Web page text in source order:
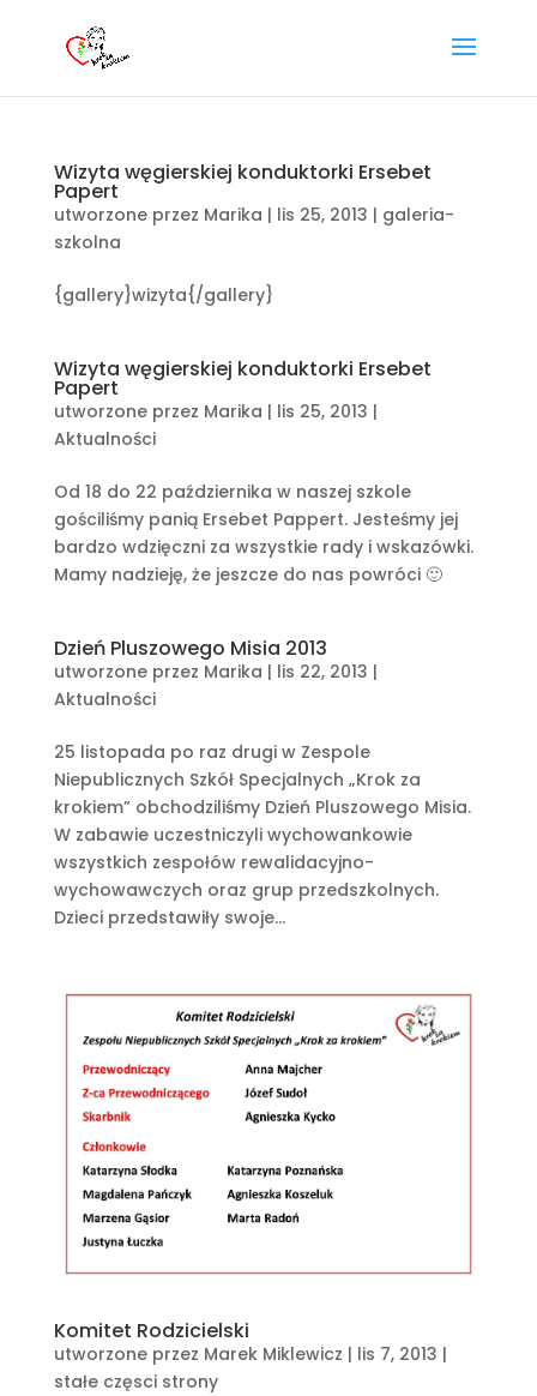
Wizyta węgierskiej konduktorki Ersebet
Papert
utworzone przez Marika | lis 25, 2013 | galeria-
szkolna
{gallery}wizyta{/gallery}
Wizyta węgierskiej konduktorki Ersebet
Papert
utworzone przez Marika | lis 25, 2013 |
Aktualności
Od 18 do 22 października w naszej szkole
gościliśmy panią Ersebet Pappert. Jesteśmy jej
bardzo wdzięczni za wszystkie rady i wskazówki.
Mamy nadzieję, że jeszcze do nas powróci 🙂
Dzień Pluszowego Misia 2013
utworzone przez Marika | lis 22, 2013 |
Aktualności
25 listopada po raz drugi w Zespole
Niepublicznych Szkół Specjalnych „Krok za
krokiem” obchodziliśmy Dzień Pluszowego Misia.
W zabawie uczestniczyli wychowankowie
wszystkich zespołów rewalidacyjno-
wychowawczych oraz grup przedszkolnych.
Dzieci przedstawiły swoje...
Komitet Rodzicielski
utworzone przez Marek Miklewicz | lis 7, 2013 |
stałe częsci strony